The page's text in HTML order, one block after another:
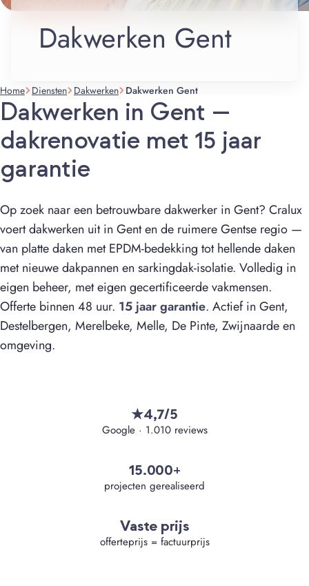
Dakwerken Gent
Home Diensten Dakwerken Dakwerken Gent
Dakwerken in Gent —
dakrenovatie met 15 jaar
garantie
Op zoek naar een betrouwbare dakwerker in Gent? Cralux
voert dakwerken uit in Gent en de ruimere Gentse regio —
van platte daken met EPDM-bedekking tot hellende daken
met nieuwe dakpannen en sarkingdak-isolatie. Volledig in
eigen beheer, met eigen gecertificeerde vakmensen.
Offerte binnen 48 uur. 15 jaar garantie. Actief in Gent,
Destelbergen, Merelbeke, Melle, De Pinte, Zwijnaarde en
omgeving.
★4,7/5
Google · 1.010 reviews
15.000+
projecten gerealiseerd
Vaste prijs
offerteprijs = factuurprijs